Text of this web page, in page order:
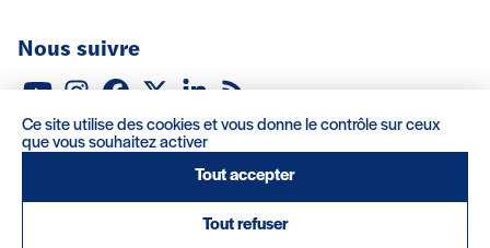
Nous suivre
À propos
Recrutement Locations Contact
Conditions d’utilisation
Ce site utilise des cookies et vous donne le contrôle sur ceux
que vous souhaitez activer
Tout accepter
Tout refuser